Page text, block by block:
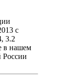
с
3.2
в нашем
России